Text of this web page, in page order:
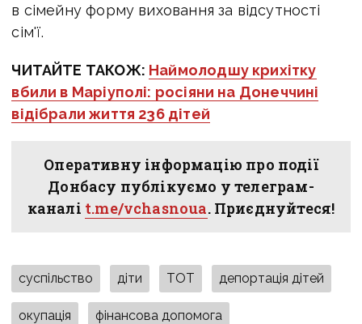
в сімейну форму виховання за відсутності
сім'ї.
ЧИТАЙТЕ ТАКОЖ: Наймолодшу крихітку
вбили в Маріуполі: росіяни на Донеччині
відібрали життя 236 дітей
Оперативну інформацію про події
Донбасу публікуємо у телеграм-
каналі t.me/vchasnoua. Приєднуйтеся!
суспільство діти ТОТ депортація дітей
окупація фінансова допомога